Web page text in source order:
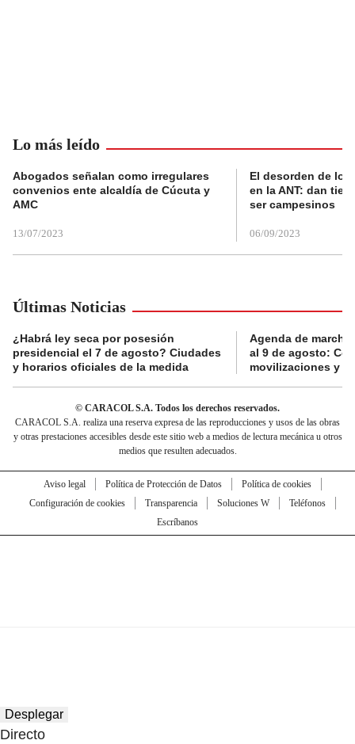
Lo más leído
Abogados señalan como irregulares
convenios ente alcaldía de Cúcuta y
AMC
13/07/2023
El desorden de
en la ANT: dan
ser campesinos
06/09/2023
Últimas Noticias
¿Habrá ley seca por posesión
presidencial el 7 de agosto? Ciudades
y horarios oficiales de la medida
Agenda de
al 9 de agosto:
movilizaciones y
© CARACOL S.A. Todos los derechos reservados.
CARACOL S.A. realiza una reserva expresa de las reproducciones y usos de las obras
y otras prestaciones accesibles desde este sitio web a medios de lectura mecánica u otros
medios que resulten adecuados.
Aviso legal Política de Protección de Datos
Política de cookies
Configuración de cookies
Transparencia Soluciones W
Teléfonos
Escríbanos
Desplegar
Directo